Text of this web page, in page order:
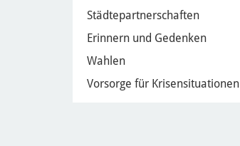
Städtepartnerschaften
Erinnern und Gedenken
Wahlen
Vorsorge für Krisensituationen